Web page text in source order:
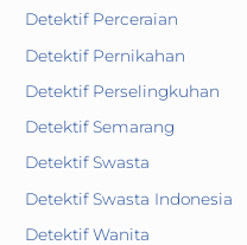
Detektif Perceraian
Detektif Pernikahan
Detektif Perselingkuhan
Detektif Semarang
Detektif Swasta
Detektif Swasta Indonesia
Detektif Wanita